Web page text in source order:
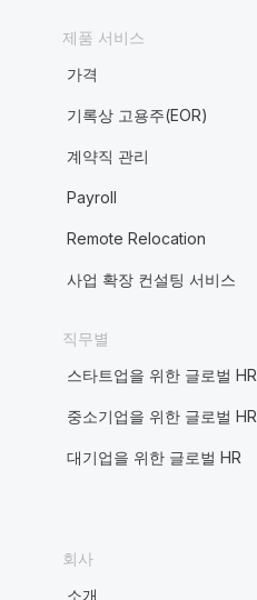
제품 서비스
가격
기록상 고용주(EOR)
계약직 관리
Payroll
Remote Relocation
사업 확장 컨설팅 서비스
직무별
스타트업을 위한 글로벌 HR
중소기업을 위한 글로벌 HR
대기업을 위한 글로벌 HR
회사
소개